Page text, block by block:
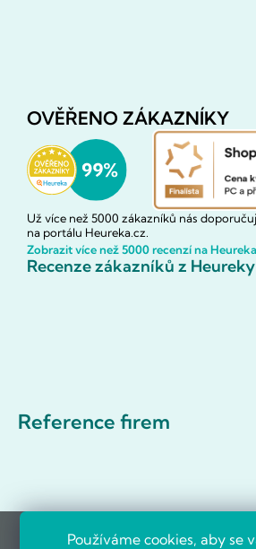
Používáme cookies, aby se
OVĚŘENO ZÁKAZNÍKY
Už více než 5000 zákazníků nás
na portálu Heureka.cz.
Zobrazit více než 5000 recenzí na
Recenze zákazníků z Heureky
Reference firem